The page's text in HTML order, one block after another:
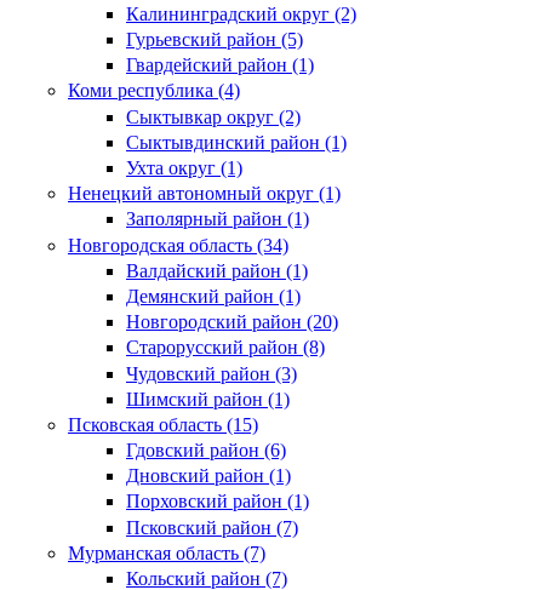
Калининградский округ (2)
Гурьевский район (5)
Гвардейский район (1)
Коми республика (4)
Сыктывкар округ (2)
Сыктывдинский район (1)
Ухта округ (1)
Ненецкий автономный округ (1)
Заполярный район (1)
Новгородская область (34)
Валдайский район (1)
Демянский район (1)
Новгородский район (20)
Старорусский район (8)
Чудовский район (3)
Шимский район (1)
Псковская область (15)
Гдовский район (6)
Дновский район (1)
Порховский район (1)
Псковский район (7)
Мурманская область (7)
Кольский район (7)